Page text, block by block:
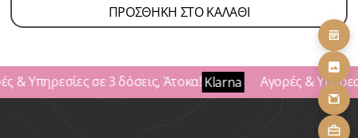
ΠΡΟΣΘΗΚΗ ΣΤΟ ΚΑΛΑΘΙ
& Υπηρεσίες σε 3 δόσεις, Άτοκα!Klarna Αγορές &